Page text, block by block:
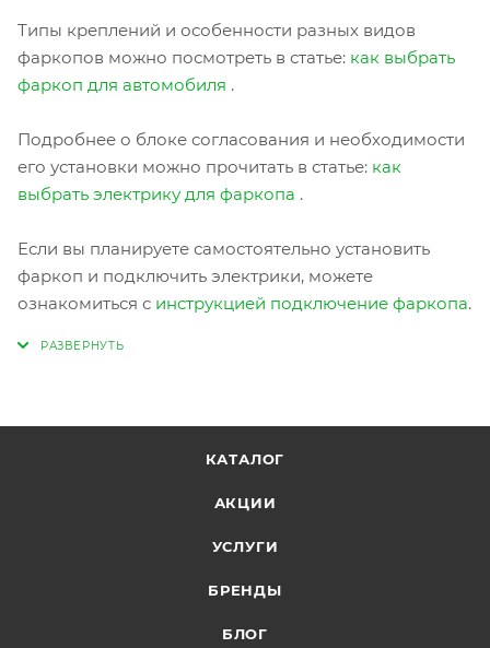
Типы креплений и особенности разных видов
фаркопов можно посмотреть в статье: как выбрать
фаркоп для автомобиля .
Подробнее о блоке согласования и необходимости
его установки можно прочитать в статье: как
выбрать электрику для фаркопа .
Если вы планируете самостоятельно установить
фаркоп и подключить электрики, можете
ознакомиться с инструкцией подключение фаркопа.
КАТАЛОГ
АКЦИИ
УСЛУГИ
БРЕНДЫ
БЛОГ